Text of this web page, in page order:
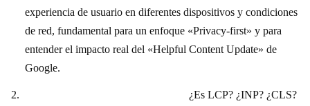
experiencia de usuario en diferentes dispositivos y condiciones
de red, fundamental para un enfoque «Privacy-first» y para
entender el impacto real del «Helpful Content Update» de
Google.
¿Es LCP? ¿INP? ¿CLS?